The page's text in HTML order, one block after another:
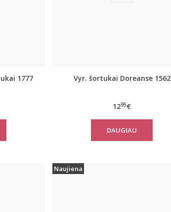
1777 Vyr. šortukai Doreanse 1562
1295€
DAUGIAU
Naujiena